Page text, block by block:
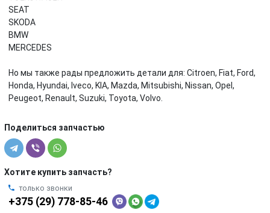
SEAT
SKODA
BMW
MERCEDES
Но мы также рады предложить детали для: Citroen, Fiat, Ford,
Honda, Hyundai, Iveco, KIA, Mazda, Mitsubishi, Nissan, Opel,
Peugeot, Renault, Suzuki, Toyota, Volvo.
Поделиться запчастью
Хотите купить запчасть?
только звонки
+375 (29) 778-85-46